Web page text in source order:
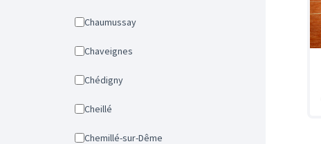
Chaumussay
Chaveignes
Chédigny
Cheillé
Chemillé-sur-Dême